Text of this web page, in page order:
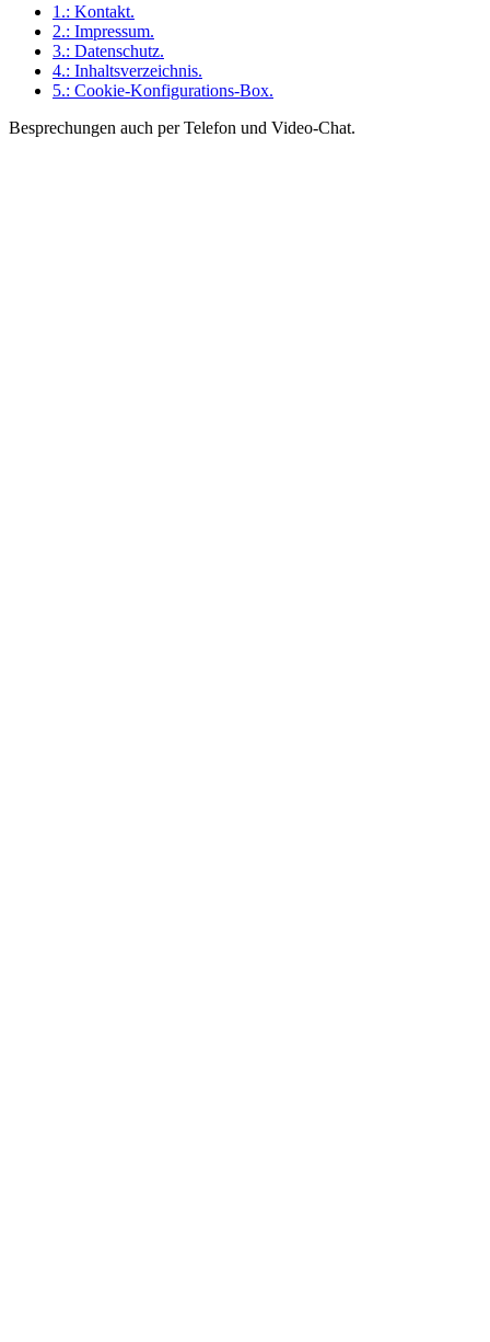
1.: Kontakt.
2.: Impressum.
3.: Datenschutz.
4.: Inhaltsverzeichnis.
5.: Cookie-Konfigurations-Box.
Besprechungen auch per Telefon und Video-Chat.